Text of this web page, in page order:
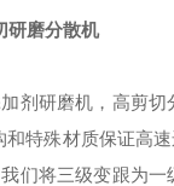
研磨分散机
剂研磨机，高剪
特殊材质保证高
们将三级变跟为